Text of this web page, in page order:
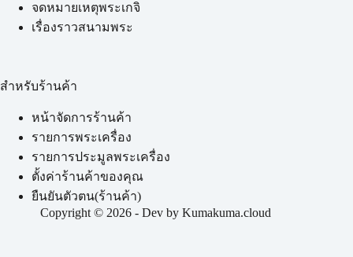
จดหมายเหตุพระเกจิ
เรื่องราวสนามพระ
สำหรับร้านค้า
หน้าจัดการร้านค้า
รายการพระเครื่อง
รายการประมูลพระเครื่อง
ตั้งค่าร้านค้าของคุณ
ยืนยันตัวตน(ร้านค้า)
Copyright © 2026 - Dev by Kumakuma.cloud